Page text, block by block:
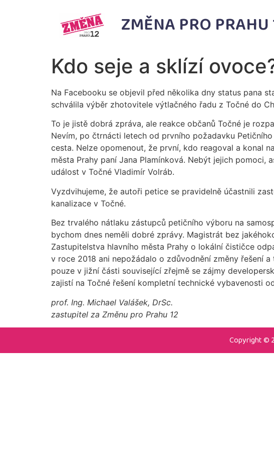
ZMĚNA PRO PRAHU
Kdo seje a sklízí
Na Facebooku se objevil před několika dny status pana
schválila výběr zhotovitele výtlačného řadu z Točné do
To je jistě dobrá zpráva, ale reakce občanů Točné je
Nevím, po čtrnácti letech od prvního požadavku
cesta. Nelze opomenout, že první, kdo reagoval a konal
města Prahy paní Jana Plamínková. Nebýt jejich pomoci,
událost v Točné Vladimír Volráb.
Vyzdvihujeme, že autoři petice se pravidelně účastnili
kanalizace v Točné.
Bez trvalého nátlaku zástupců petičního výboru na
bychom dnes neměli dobré zprávy. Magistrát bez
Zastupitelstva hlavního města Prahy o lokální čističce
v roce 2018 ani nepožádalo o zdůvodnění změny řešení
pouze v jižní části související zřejmě se zájmy
zajistí na Točné řešení kompletní technické vybavenosti
prof. Ing. Michael Valášek, DrSc.
zastupitel za Změnu pro Prahu 12
Copyright ©